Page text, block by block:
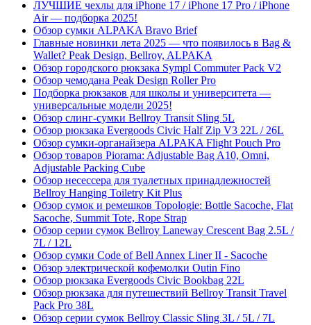
ЛУЧШИЕ чехлы для iPhone 17 / iPhone 17 Pro / iPhone
Air — подборка 2025!
Обзор сумки ALPAKA Bravo Brief
Главные новинки лета 2025 — что появилось в Bag &
Wallet? Peak Design, Bellroy, ALPAKA
Обзор городского рюкзака Sympl Commuter Pack V2
Обзор чемодана Peak Design Roller Pro
Подборка рюкзаков для школы и университета —
универсальные модели 2025!
Обзор слинг-сумки Bellroy Transit Sling 5L
Обзор рюкзака Evergoods Civic Half Zip V3 22L / 26L
Обзор сумки-органайзера ALPAKA Flight Pouch Pro
Обзор товаров Piorama: Adjustable Bag A10, Omni,
Adjustable Packing Cube
Обзор несессера для туалетных принадлежностей
Bellroy Hanging Toiletry Kit Plus
Обзор сумок и ремешков Topologie: Bottle Sacoche, Flat
Sacoche, Summit Tote, Rope Strap
Обзор серии сумок Bellroy Laneway Crescent Bag 2.5L /
7L / 12L
Обзор сумки Code of Bell Annex Liner II - Sacoche
Обзор электрической кофемолки Outin Fino
Обзор рюкзака Evergoods Civic Bookbag 22L
Обзор рюкзака для путешествий Bellroy Transit Travel
Pack Pro 38L
Обзор серии сумок Bellroy Classic Sling 3L / 5L / 7L